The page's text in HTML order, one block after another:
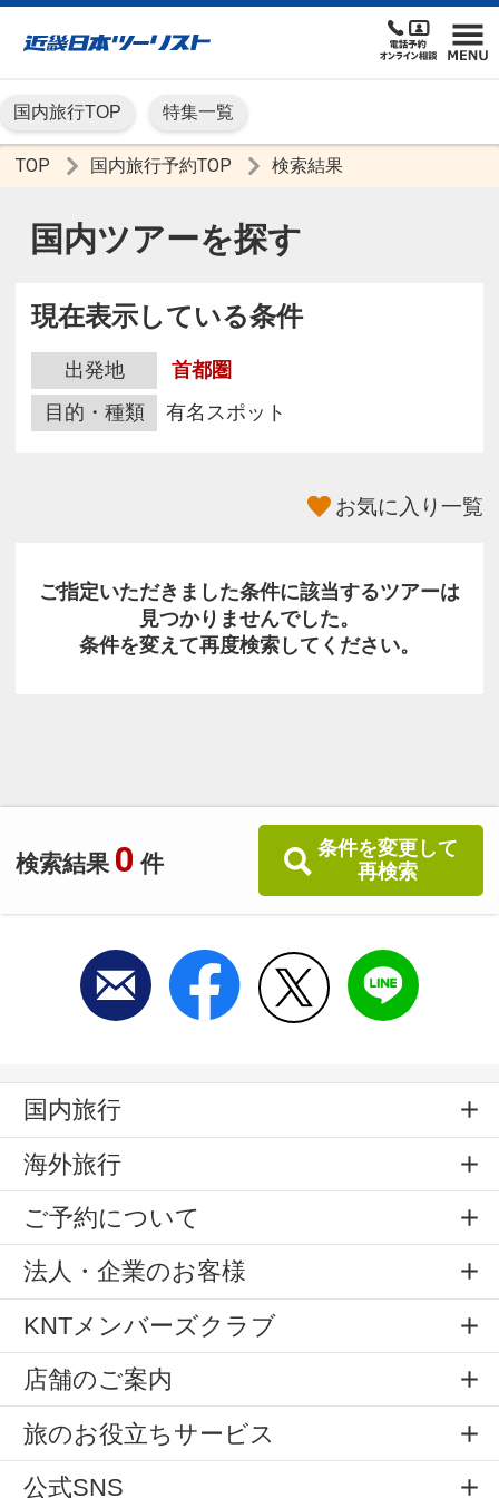
国内旅行TOP 特集一覧
TOP 国内旅行予約TOP 検索結果
国内ツアーを探す
現在表示している条件
出発地
首都圏
目的・種類
有名スポット
検索結果 0 件
条件を変更して
再検索
お気に入り一覧
ご指定いただきました条件に該当するツアーは
見つかりませんでした。
条件を変えて再度検索してください。
国内旅行
海外旅行
ご予約について
法人・企業のお客様
KNTメンバーズクラブ
店舗のご案内
旅のお役立ちサービス
公式SNS